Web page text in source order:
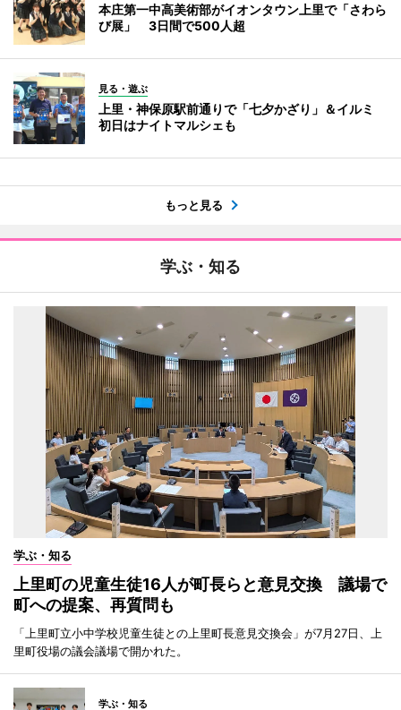
本庄第一中高美術部がイオンタウン上里で「さわら
び展」 3日間で500人超
見る・遊ぶ
上里・神保原駅前通りで「七夕かざり」＆イルミ
初日はナイトマルシェも
もっと見る
学ぶ・知る
学ぶ・知る
上里町の児童生徒16人が町長らと意見交換 議場で
町への提案、再質問も
「上里町立小中学校児童生徒との上里町長意見交換会」が7月27日、上
里町役場の議会議場で開かれた。
学ぶ・知る